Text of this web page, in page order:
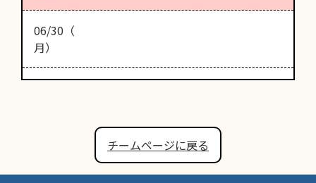
06/30（
月）
チームページに戻る